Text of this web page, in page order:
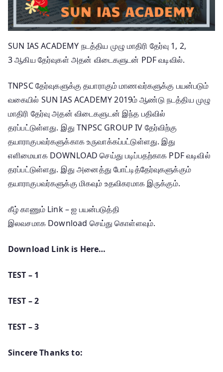
SUN IAS ACADEMY நடத்திய முழு மாதிரி தேர்வு 1, 2,
3 ஆகிய தேர்வுகள் அதன் விடைகளுடன் PDF வடிவில்.
TNPSC தேர்வுகளுக்கு தயாராகும் மாணவர்களுக்கு பயன்படும்
வகையில் SUN IAS ACADEMY 2019ம் ஆண்டு நடத்திய முழு
மாதிரி தேர்வு அதன் விடைகளுடன் இந்த பதிவில்
தரப்பட்டுள்ளது. இது TNPSC GROUP IV தேர்விற்கு
தயாராகுபவர்களுக்காக உருவாக்கப்பட்டுள்ளது. இது
எளிமையாக DOWNLOAD செய்து படிப்பதற்காக PDF வடிவில்
தரப்பட்டுள்ளது. இது அனைத்து போட்டித்தேர்வுகளுக்கும்
தயாராகுபவர்களுக்கு மிகவும் உதவிகரமாக இருக்கும்.
கீழ் காணும் Link – ஐ பயன்படுத்தி
இலவசமாக Download செய்து கொள்ளவும்.
Download Link is Here…
TEST – 1
TEST – 2
TEST – 3
Sincere Thanks to: